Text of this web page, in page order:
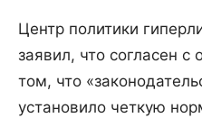
Центр политики
заявил, что согласен с
том, что
установило четкую